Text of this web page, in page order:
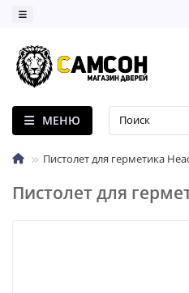
МЕНЮ
Пистолет для герметика
Пистолет для